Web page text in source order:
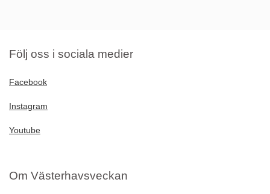
Följ oss i sociala medier
Facebook
Instagram
Youtube
Om Västerhavsveckan